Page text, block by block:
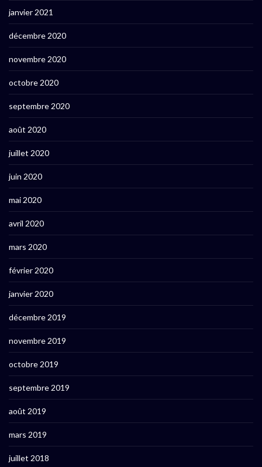
janvier 2021
décembre 2020
novembre 2020
octobre 2020
septembre 2020
août 2020
juillet 2020
juin 2020
mai 2020
avril 2020
mars 2020
février 2020
janvier 2020
décembre 2019
novembre 2019
octobre 2019
septembre 2019
août 2019
mars 2019
juillet 2018